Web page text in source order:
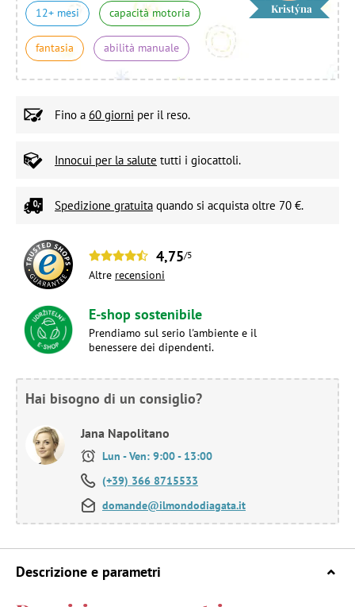
12+ mesi capacità motoria
fantasia abilità manuale
Kristýna
Fino a 60 giorni per il reso.
Innocui per la salute tutti i giocattoli.
Spedizione gratuita quando si acquista oltre 70 €.
4,75/5
Altre recensioni
E-shop sostenibile
Prendiamo sul serio l'ambiente e il
benessere dei dipendenti.
Hai bisogno di un consiglio?
Jana Napolitano
Lun - Ven: 9:00 - 13:00
(+39) 366 8715533
domande@ilmondodiagata.it
Descrizione e parametri